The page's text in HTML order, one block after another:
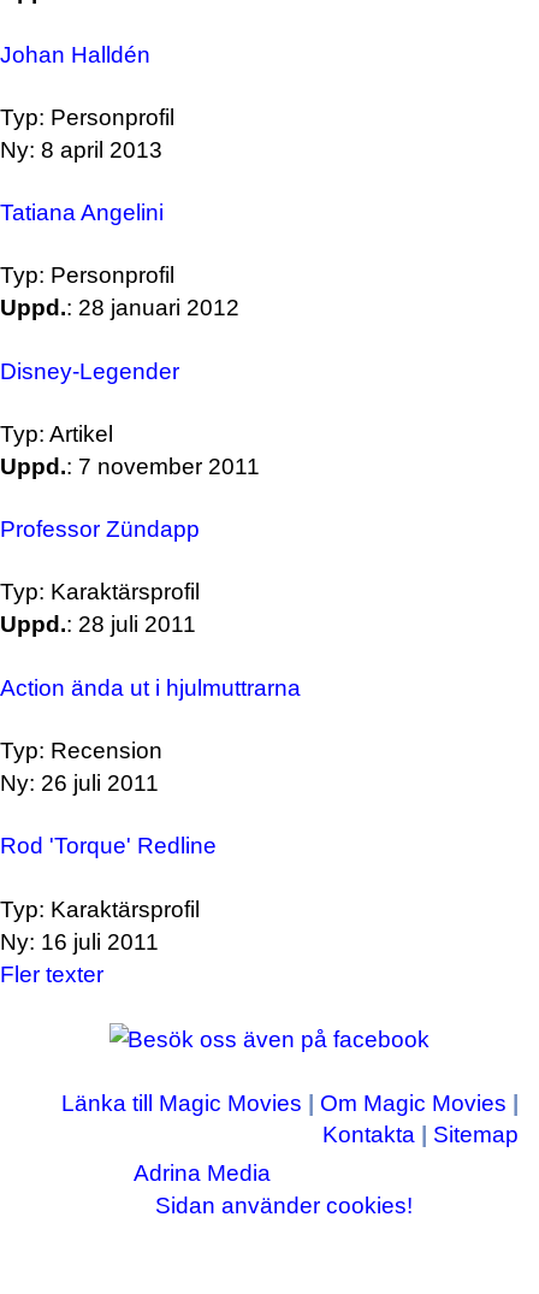
Johan Halldén
Typ: Personprofil
Ny: 8 april 2013
Tatiana Angelini
Typ: Personprofil
Uppd.: 28 januari 2012
Disney-Legender
Typ: Artikel
Uppd.: 7 november 2011
Professor Zündapp
Typ: Karaktärsprofil
Uppd.: 28 juli 2011
Action ända ut i hjulmuttrarna
Typ: Recension
Ny: 26 juli 2011
Rod 'Torque' Redline
Typ: Karaktärsprofil
Ny: 16 juli 2011
Fler texter
Länka till Magic Movies Om Magic Movies
Kontakta
Sitemap
Copyright © 2003-2026Adrina Media
Sidan använder cookies!